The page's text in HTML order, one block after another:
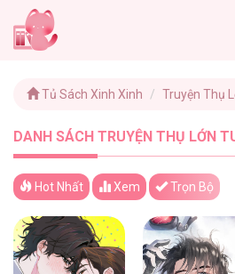
Tủ Sách Xinh Xinh Truyện Thụ
DANH SÁCH TRUYỆN THỤ LỚN TUỔI HƠN MỚI
Hot Nhất Xem Trọn Bộ